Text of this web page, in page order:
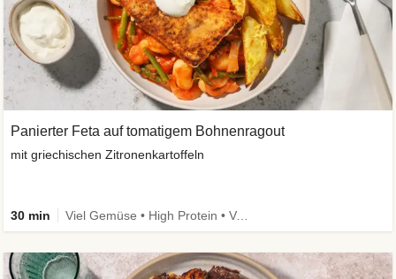
Panierter Feta auf tomatigem Bohnenragout
mit griechischen Zitronenkartoffeln
30 min Viel Gemüse • High Protein • Vegetarisch